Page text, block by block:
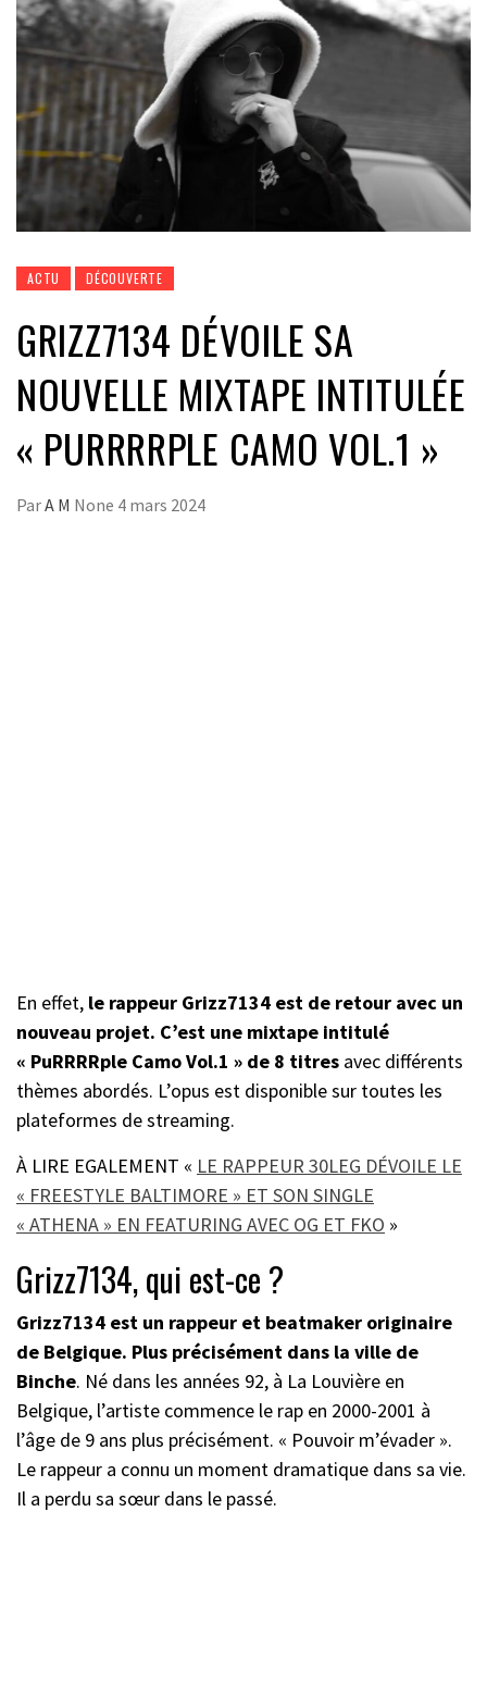
ACTU DÉCOUVERTE
GRIZZ7134 DÉVOILE SA
NOUVELLE MIXTAPE INTITULÉE
« PURRRRPLE CAMO VOL.1 »
ParA M None 4 mars 2024
En effet, le rappeur Grizz7134 est de retour avec un
nouveau projet. C’est une mixtape intitulé
« PuRRRRple Camo Vol.1 » de 8 titres avec différents
thèmes abordés. L’opus est disponible sur toutes les
plateformes de streaming.
À LIRE EGALEMENT « LE RAPPEUR 30LEG DÉVOILE LE
« FREESTYLE BALTIMORE » ET SON SINGLE
« ATHENA » EN FEATURING AVEC OG ET FKO »
Grizz7134, qui est-ce ?
Grizz7134 est un rappeur et beatmaker originaire
de Belgique. Plus précisément dans la ville de
Binche. Né dans les années 92, à La Louvière en
Belgique, l’artiste commence le rap en 2000-2001 à
l’âge de 9 ans plus précisément. « Pouvoir m’évader ».
Le rappeur a connu un moment dramatique dans sa vie.
Il a perdu sa sœur dans le passé.